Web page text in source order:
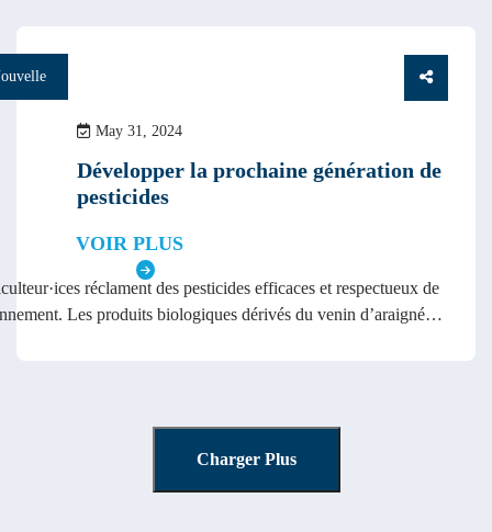
May 31, 2024
Développer la prochaine génération de
pesticides
réclament des pesticides efficaces et respectueux de
Les produits biologiques dérivés du venin d’araignée
VOIR PLUS
Charger Plus